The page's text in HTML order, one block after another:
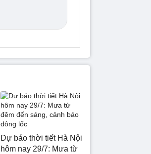
Dự báo thời tiết Hà Nội
hôm nay 29/7: Mưa từ